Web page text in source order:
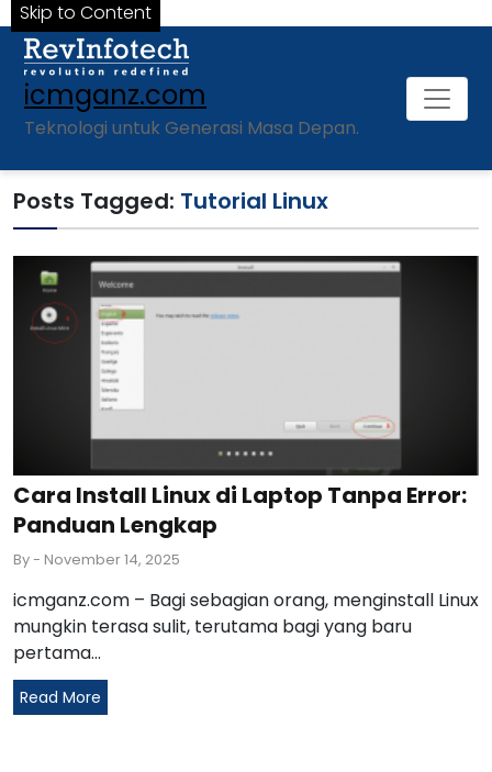
Skip to Content
icmganz.com
Teknologi untuk Generasi Masa Depan.
Posts Tagged: Tutorial Linux
Cara Install Linux di Laptop Tanpa Error:
Panduan Lengkap
By- November 14, 2025
icmganz.com – Bagi sebagian orang, menginstall Linux
mungkin terasa sulit, terutama bagi yang baru
pertama...
Read More